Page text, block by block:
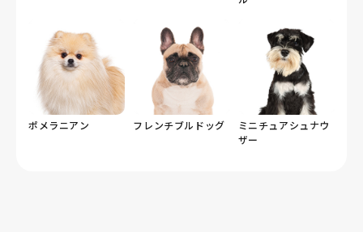
ポメラニアン フレンチブルドッグ
ミニチュアシュナウ
ザー